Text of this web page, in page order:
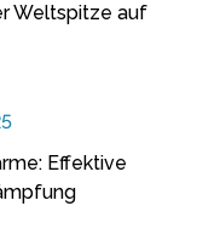
Weltspitze auf
Effektive